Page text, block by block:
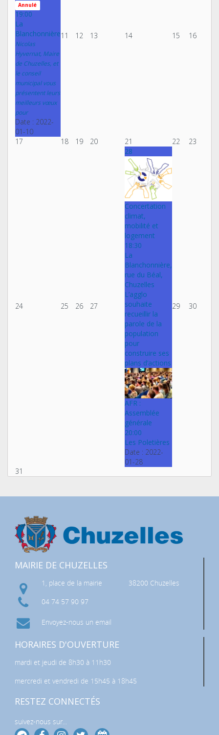
Annulé
19:00
La
Blanchonnière
Nicolas
Hyvernat, Maire
de Chuzelles, et
le conseil
municipal vous
présentent leurs
meilleurs vœux
pour
Date : 2022-
01-10
11 12 13 14 15 16
17 18 19 20 21 22 23
24 25 26 27
28
Concertation
climat,
mobilité et
logement
18:30
La
Blanchonnière,
rue du Béal,
Chuzelles
L’agglo
souhaite
recueillir la
parole de la
population
pour
construire ses
plans d’actions
AFR :
Assemblée
générale
20:00
Les Poletières
Date : 2022-
01-28
29 30
31
MAIRIE DE CHUZELLES
1, place de la mairie
38200 Chuzelles
04 74 57 90 97
Envoyez-nous un email
HORAIRES D'OUVERTURE
mardi et jeudi de 8h30 à 11h30
mercredi et vendredi de 15h45 à 18h45
RESTEZ CONNECTÉS
suivez-nous sur...